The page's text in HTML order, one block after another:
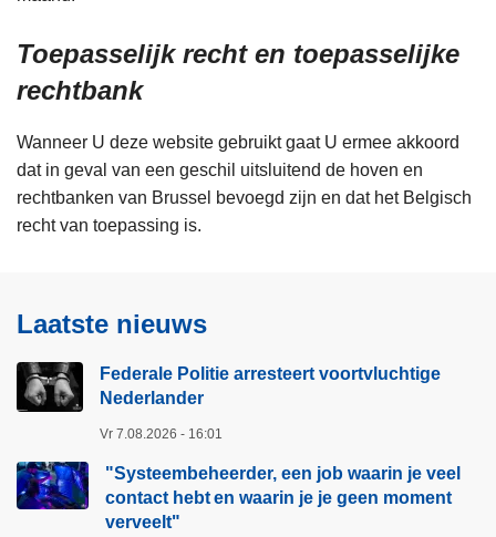
Toepasselijk recht en toepasselijke
rechtbank
Wanneer U deze website gebruikt gaat U ermee akkoord
dat in geval van een geschil uitsluitend de hoven en
rechtbanken van Brussel bevoegd zijn en dat het Belgisch
recht van toepassing is.
Laatste nieuws
Federale Politie arresteert voortvluchtige
Nederlander
Vr 7.08.2026 - 16:01
"Systeembeheerder, een job waarin je veel
contact hebt en waarin je je geen moment
verveelt"​